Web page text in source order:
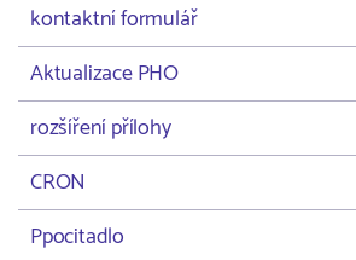
kontaktní formulář
Aktualizace PHO
rozšíření přílohy
CRON
Ppocitadlo